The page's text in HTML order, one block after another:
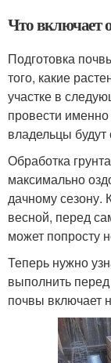
Что включает
Подготовка
того, какие
участке в
провести
владельцы
Обработка
максимально
дачному сезону.
весной, перед
может попросту
Теперь нужно
выполнить
почвы включает